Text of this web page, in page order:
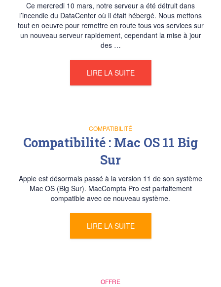
Ce mercredi 10 mars, notre serveur a été détruit dans
l’incendie du DataCenter où il était hébergé. Nous mettons
tout en oeuvre pour remettre en route tous vos services sur
un nouveau serveur rapidement, cependant la mise à jour
des …
LIRE LA SUITE
COMPATIBILITÉ
Compatibilité : Mac OS 11 Big
Sur
Apple est désormais passé à la version 11 de son système
Mac OS (Big Sur). MacCompta Pro est parfaitement
compatible avec ce nouveau système.
LIRE LA SUITE
OFFRE